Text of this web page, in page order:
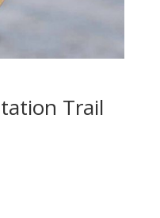
Trail